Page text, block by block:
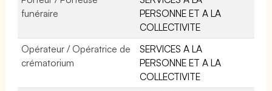
funéraire
PERSONNE ET A LA
COLLECTIVITE
Opérateur / Opératrice de
crématorium
SERVICES A LA
PERSONNE ET A LA
COLLECTIVITE